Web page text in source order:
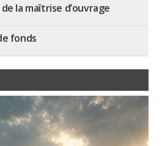
la maîtrise d’ouvrage
fonds